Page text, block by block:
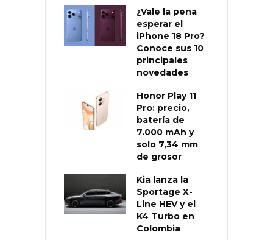
¿Vale la pena
esperar el
iPhone 18 Pro?
Conoce sus 10
principales
novedades
Honor Play 11
Pro: precio,
batería de
7.000 mAh y
solo 7,34 mm
de grosor
Kia lanza la
Sportage X-
Line HEV y el
K4 Turbo en
Colombia